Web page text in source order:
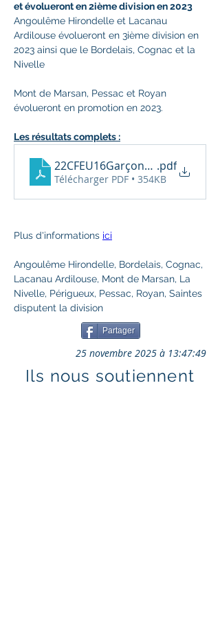
et évolueront en 2ième division en 2023
Angoulême Hirondelle et Lacanau
Ardilouse évolueront en 3ième division en
2023 ainsi que le Bordelais, Cognac et la
Nivelle
Mont de Marsan, Pessac et Royan
évolueront en promotion en 2023.
Les résultats complets :
22CFEU16GarçonsD3CResDef
.pdf
Télécharger PDF • 354KB
Plus d'informations ici
Angoulême Hirondelle, Bordelais, Cognac,
Lacanau Ardilouse, Mont de Marsan, La
Nivelle, Périgueux, Pessac, Royan, Saintes
disputent la division
Partager
25 novembre 2025 à 13:47:49
Ils nous soutiennent